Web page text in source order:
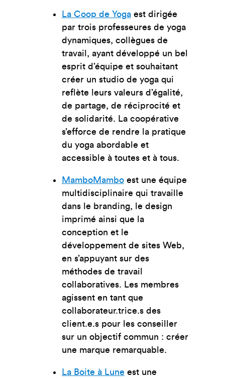
La Coop de Yogaest dirigée
par trois professeures de yoga
dynamiques, collègues de
travail, ayant développé un bel
esprit d’équipe et souhaitant
créer un studio de yoga qui
reflète leurs valeurs d’égalité,
de partage, de réciprocité et
de solidarité. La coopérative
s’efforce de rendre la pratique
du yoga abordable et
accessible à toutes et à tous.
MamboMamboest une équipe
multidisciplinaire qui travaille
dans le branding, le design
imprimé ainsi que la
conception et le
développement de sites Web,
en s’appuyant sur des
méthodes de travail
collaboratives. Les membres
agissent en tant que
collaborateur.trice.s des
client.e.s pour les conseiller
sur un objectif commun : créer
une marque remarquable.
La Boite à Lune est une